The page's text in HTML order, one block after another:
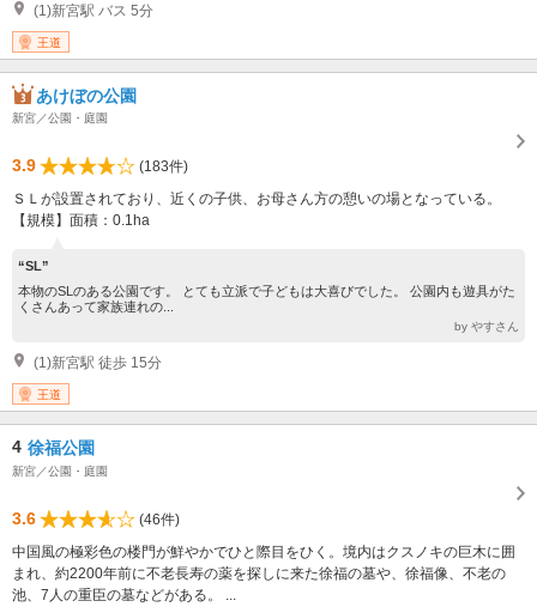
(1)新宮駅 バス 5分
王道
あけぼの公園
新宮／公園・庭園
3.9
(183件)
ＳＬが設置されており、近くの子供、お母さん方の憩いの場となっている。
【規模】面積：0.1ha
“SL”
本物のSLのある公園です。 とても立派で子どもは大喜びでした。 公園内も遊具がた
くさんあって家族連れの...
by やすさん
(1)新宮駅 徒歩 15分
王道
4 徐福公園
新宮／公園・庭園
3.6
(46件)
中国風の極彩色の楼門が鮮やかでひと際目をひく。境内はクスノキの巨木に囲
まれ、約2200年前に不老長寿の薬を探しに来た徐福の墓や、徐福像、不老の
池、7人の重臣の墓などがある。 ...